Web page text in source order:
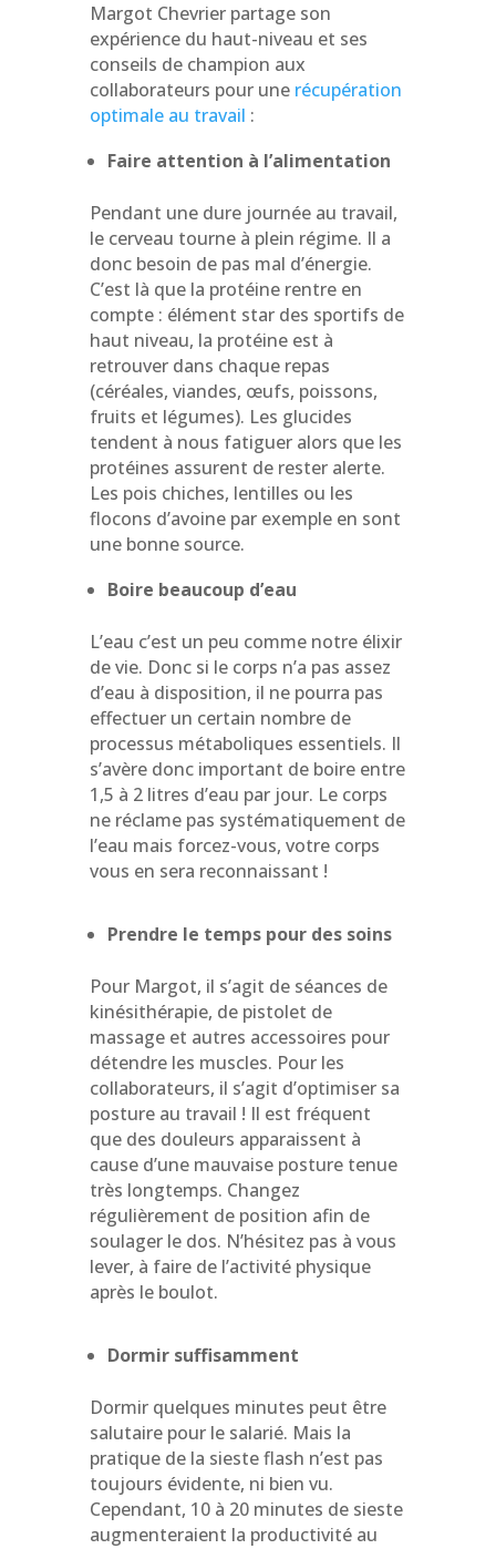
Margot Chevrier partage son
expérience du haut-niveau et ses
conseils de champion aux
collaborateurs pour une récupération
optimale au travail :
Faire attention à l’alimentation
Pendant une dure journée au travail,
le cerveau tourne à plein régime. Il a
donc besoin de pas mal d’énergie.
C’est là que la protéine rentre en
compte : élément star des sportifs de
haut niveau, la protéine est à
retrouver dans chaque repas
(céréales, viandes, œufs, poissons,
fruits et légumes). Les glucides
tendent à nous fatiguer alors que les
protéines assurent de rester alerte.
Les pois chiches, lentilles ou les
flocons d’avoine par exemple en sont
une bonne source.
Boire beaucoup d’eau
L’eau c’est un peu comme notre élixir
de vie. Donc si le corps n’a pas assez
d’eau à disposition, il ne pourra pas
effectuer un certain nombre de
processus métaboliques essentiels. Il
s’avère donc important de boire entre
1,5 à 2 litres d’eau par jour. Le corps
ne réclame pas systématiquement de
l’eau mais forcez-vous, votre corps
vous en sera reconnaissant !
Prendre le temps pour des soins
Pour Margot, il s’agit de séances de
kinésithérapie, de pistolet de
massage et autres accessoires pour
détendre les muscles. Pour les
collaborateurs, il s’agit d’optimiser sa
posture au travail ! Il est fréquent
que des douleurs apparaissent à
cause d’une mauvaise posture tenue
très longtemps. Changez
régulièrement de position afin de
soulager le dos. N’hésitez pas à vous
lever, à faire de l’activité physique
après le boulot.
Dormir suffisamment
Dormir quelques minutes peut être
salutaire pour le salarié. Mais la
pratique de la sieste flash n’est pas
toujours évidente, ni bien vu.
Cependant, 10 à 20 minutes de sieste
augmenteraient la productivité au